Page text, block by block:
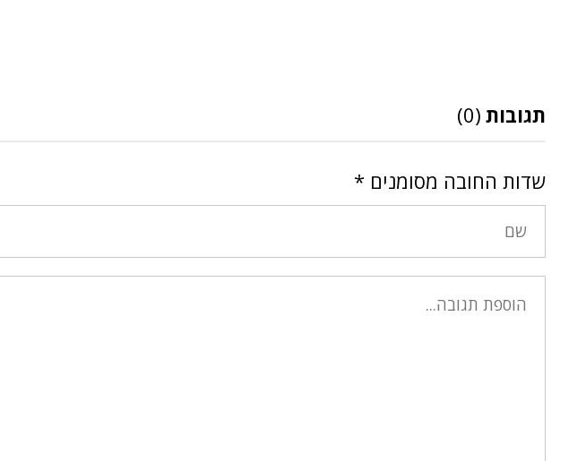
תגובות (0)
שדות החובה מסומנים *